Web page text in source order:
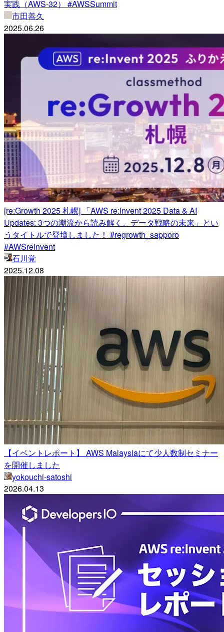
実践（AWS-32） #AWSSummit
市田善久
2025.06.26
[re:Growth 2025 札幌] 「AWS re:Invent 2025 Data & AI
Updates: 3つの潮流から読み解く、データ戦略の未来」とい
うタイトルで登壇しました！ #regrowth_sapporo
#AWSreInvent
石川覚
2025.12.08
【イベントレポート】 AWS Malaysiaにて少人数制セミナー
を開催しました
yokouchi-satoshi
2026.04.13